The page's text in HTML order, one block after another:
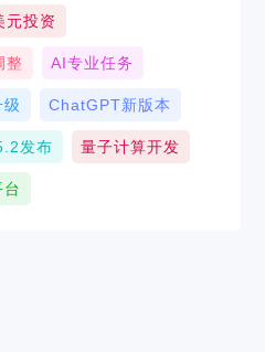
投资
整 AI专业任务
级 ChatGPT新版本
发布 量子计算开发